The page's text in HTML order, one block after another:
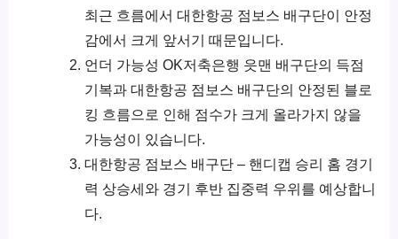
최근 흐름에서 대한항공 점보스 배구단이 안정
감에서 크게 앞서기 때문입니다.
언더 가능성 OK저축은행 읏맨 배구단의 득점
기복과 대한항공 점보스 배구단의 안정된 블로
킹 흐름으로 인해 점수가 크게 올라가지 않을
가능성이 있습니다.
대한항공 점보스 배구단 – 핸디캡 승리 홈 경기
력 상승세와 경기 후반 집중력 우위를 예상합니
다.